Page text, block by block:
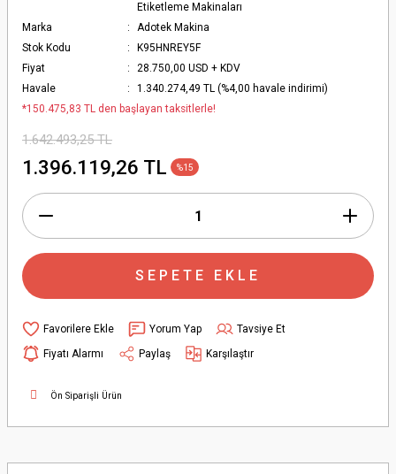
Etiketleme Makinaları
Marka
Adotek Makina
Stok Kodu
K95HNREY5F
Fiyat
28.750,00 USD + KDV
Havale
1.340.274,49 TL (%4,00 havale indirimi)
*150.475,83 TL den başlayan taksitlerle!
1.642.493,25 TL
1.396.119,26 TL %15
SEPETE EKLE
Yorum Yap
Tavsiye Et
Fiyatı Alarmı
Paylaş Karşılaştır
Ön Siparişli Ürün